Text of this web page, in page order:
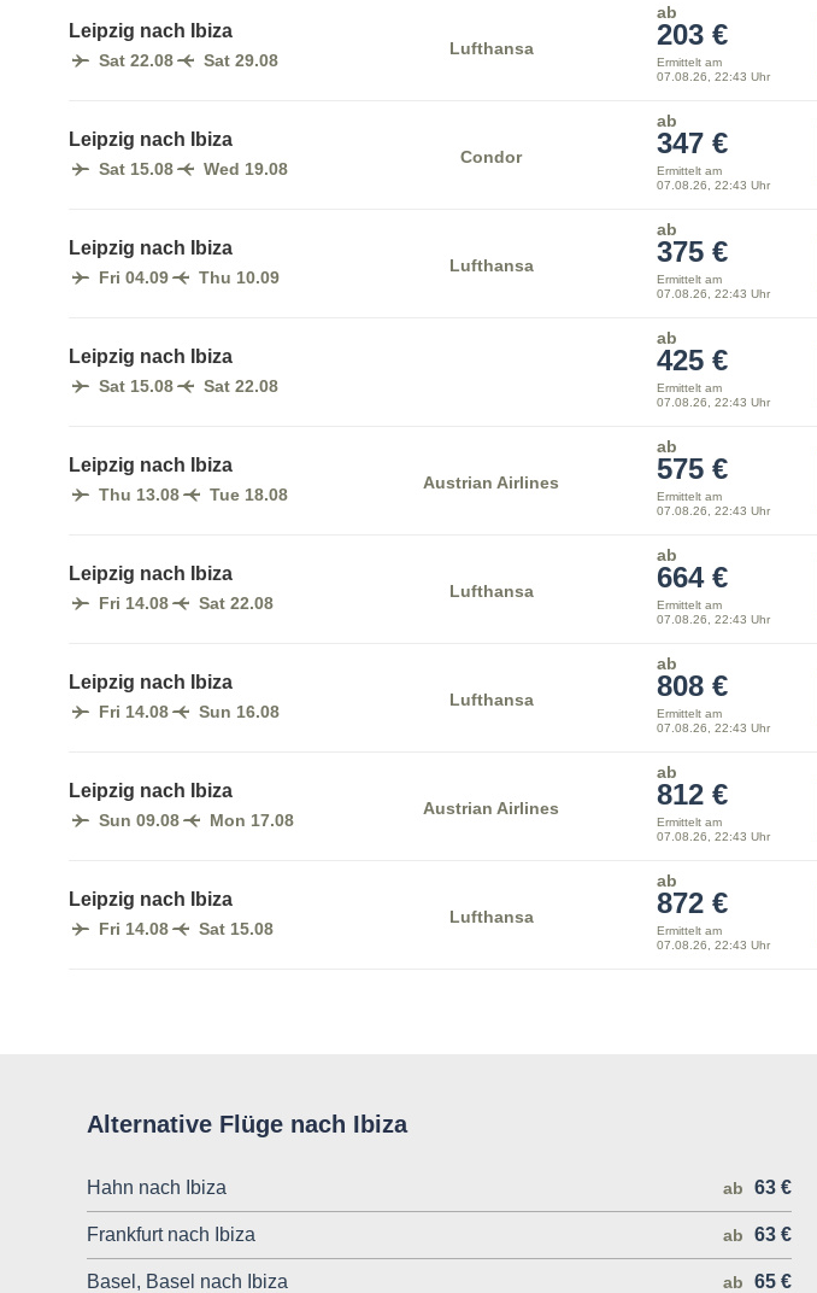
Leipzig nach Ibiza
Sat 22.08 Sat 29.08
Lufthansa
ab
203 €
Ermittelt am
07.08.26, 22:43 Uhr
Leipzig nach Ibiza
Sat 15.08 Wed 19.08
Condor
ab
347 €
Ermittelt am
07.08.26, 22:43 Uhr
Leipzig nach Ibiza
Fri 04.09 Thu 10.09
Lufthansa
ab
375 €
Ermittelt am
07.08.26, 22:43 Uhr
Leipzig nach Ibiza
Sat 15.08 Sat 22.08
ab
425 €
Ermittelt am
07.08.26, 22:43 Uhr
Leipzig nach Ibiza
Thu 13.08 Tue 18.08
Austrian Airlines
ab
575 €
Ermittelt am
07.08.26, 22:43 Uhr
Leipzig nach Ibiza
Fri 14.08 Sat 22.08
Lufthansa
ab
664 €
Ermittelt am
07.08.26, 22:43 Uhr
Leipzig nach Ibiza
Fri 14.08 Sun 16.08
Lufthansa
ab
808 €
Ermittelt am
07.08.26, 22:43 Uhr
Leipzig nach Ibiza
Sun 09.08 Mon 17.08
Austrian Airlines
ab
812 €
Ermittelt am
07.08.26, 22:43 Uhr
Leipzig nach Ibiza
Fri 14.08 Sat 15.08
Lufthansa
ab
872 €
Ermittelt am
07.08.26, 22:43 Uhr
Alternative Flüge nach Ibiza
Hahn nach Ibiza ab 63 €
Frankfurt nach Ibiza ab 63 €
Basel, Basel nach Ibiza ab 65 €